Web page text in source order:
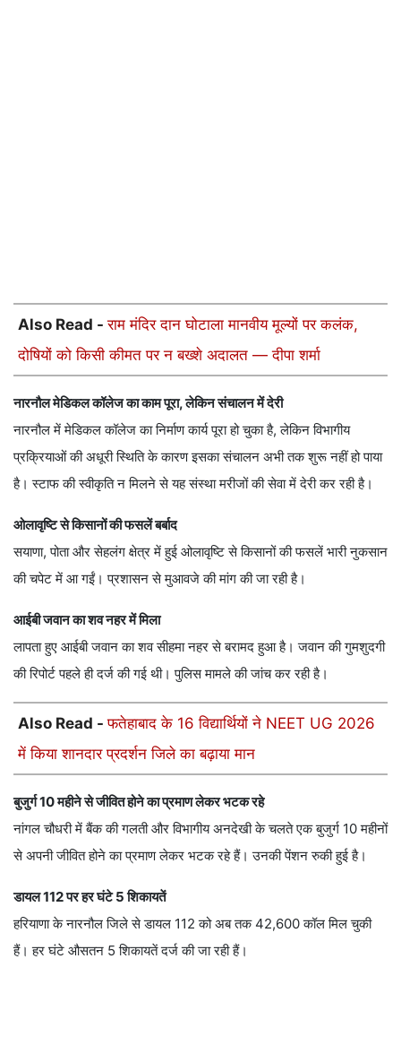
Also Read -राम मंदिर दान घोटाला मानवीय मूल्यों पर कलंक,
दोषियों को किसी कीमत पर न बख्शे अदालत — दीपा शर्मा
नारनौल मेडिकल कॉलेज का काम पूरा, लेकिन संचालन में देरी
नारनौल में मेडिकल कॉलेज का निर्माण कार्य पूरा हो चुका है, लेकिन विभागीय
प्रक्रियाओं की अधूरी स्थिति के कारण इसका संचालन अभी तक शुरू नहीं हो पाया
है। स्टाफ की स्वीकृति न मिलने से यह संस्था मरीजों की सेवा में देरी कर रही है।
ओलावृष्टि से किसानों की फसलें बर्बाद
सयाणा, पोता और सेहलंग क्षेत्र में हुई ओलावृष्टि से किसानों की फसलें भारी नुकसान
की चपेट में आ गईं। प्रशासन से मुआवजे की मांग की जा रही है।
आईबी जवान का शव नहर में मिला
लापता हुए आईबी जवान का शव सीहमा नहर से बरामद हुआ है। जवान की गुमशुदगी
की रिपोर्ट पहले ही दर्ज की गई थी। पुलिस मामले की जांच कर रही है।
Also Read -फतेहाबाद के 16 विद्यार्थियों ने NEET UG 2026
में किया शानदार प्रदर्शन जिले का बढ़ाया मान
बुजुर्ग 10 महीने से जीवित होने का प्रमाण लेकर भटक रहे
नांगल चौधरी में बैंक की गलती और विभागीय अनदेखी के चलते एक बुजुर्ग 10 महीनों
से अपनी जीवित होने का प्रमाण लेकर भटक रहे हैं। उनकी पेंशन रुकी हुई है।
डायल 112 पर हर घंटे 5 शिकायतें
हरियाणा के नारनौल जिले से डायल 112 को अब तक 42,600 कॉल मिल चुकी
हैं। हर घंटे औसतन 5 शिकायतें दर्ज की जा रही हैं।